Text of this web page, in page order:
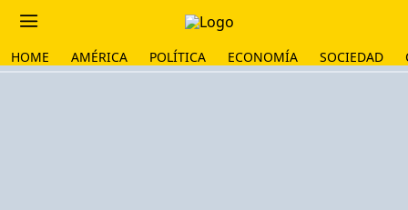
HOME AMÉRICA POLÍTICA ECONOMÍA SOCIEDAD